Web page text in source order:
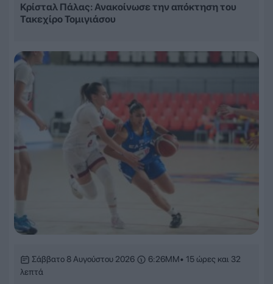
Κρίσταλ Πάλας: Ανακοίνωσε την απόκτηση του
Τακεχίρο Τομιγιάσου
Σάββατο 8 Αυγούστου 2026 6:26ΜΜ• 15 ώρες και 32
λεπτά